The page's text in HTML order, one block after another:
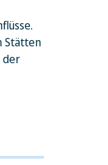
Stätten
der